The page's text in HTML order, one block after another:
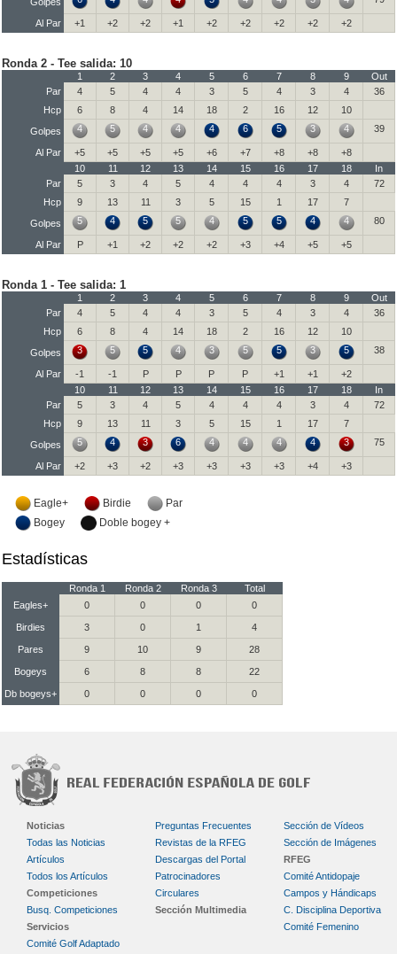
Al Par +1 +2 +2 +1 +2 +2 +2 +2 +2
Ronda 2 - Tee salida: 10
1 2 3 4 5 6 7 8 9
Out
Par
4 5 4 4 3 5 4 3 4
36
Hcp
6 8 4 14 18 2 16 12
10
Golpes
4 5 4 4 4 6 5 3 4 39
Al Par +5 +5 +5 +5 +6 +7 +8 +8
+8
10
11 12 13 14 15 16 17 18
In
Par
5 3 4 5 4 4 4 3 4
72
Hcp
9 13 11 3 5 15 1 17
7
Golpes
5 4 5 5 4 5 5 4 4 80
Al Par P +1 +2 +2 +2 +3 +4 +5 +5
Ronda 1 - Tee salida: 1
1 2 3 4 5 6 7 8 9
Out
Par
4 5 4 4 3 5 4 3 4
36
Hcp
6 8 4 14 18 2 16 12
10
Golpes
3 5 5 4 3 5 5 3 5 38
Al Par -1 -1 P P P P +1 +1
+2
10
11 12 13 14 15 16 17 18
In
Par
5 3 4 5 4 4 4 3 4
72
Hcp
9 13 11 3 5 15 1 17
7
Golpes
5 4 3 6 4 4 4 4 3 75
Al Par +2 +3 +2 +3 +3 +3 +3 +4 +3
Eagle+ Birdie
Par
Bogey
Doble bogey +
Estadísticas
Ronda 1 Ronda 2 Ronda 3
Total
Eagles+
0 0 0 0
Birdies 3 0 1 4
Pares 9 10 9 28
Bogeys 6 8 8 22
Db bogeys+ 0 0 0 0
Noticias
Todas las Noticias
Artículos
Todos los Artículos
Competiciones
Busq. Competiciones
Servicios
Preguntas Frecuentes
Revistas de la RFEG
Descargas del Portal
Patrocinadores
Circulares
Sección Multimedia
Sección de Vídeos
Sección de Imágenes
RFEG
Comité Antidopaje
Campos y Hándicaps
C. Disciplina Deportiva
Comité Femenino
Comité Golf Adaptado